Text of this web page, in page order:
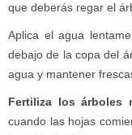
que deberás regar el
Aplica el agua
debajo de la copa del
agua y mantener
Fertiliza los árboles
cuando las hojas